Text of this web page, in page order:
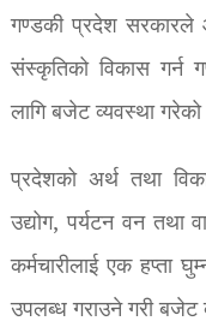
गण्डकी प्रदेश
संस्कृतिको विकास गर्न
लागि बजेट व्यवस्था
प्रदेशको अर्थ तथा
उद्योग, पर्यटन वन तथा
कर्मचारीलाई एक हप्ता
उपलब्ध गराउने गरी बजेट